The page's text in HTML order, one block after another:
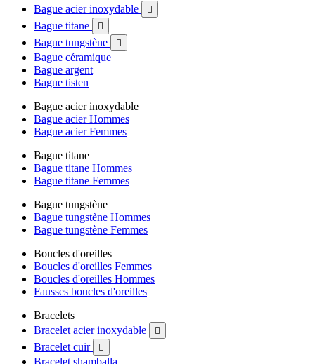
Bague acier inoxydable

Bague titane 
Bague tungstène 
Bague céramique
Bague argent
Bague tisten
Bague acier inoxydable
Bague acier Hommes
Bague acier Femmes
Bague titane
Bague titane Hommes
Bague titane Femmes
Bague tungstène
Bague tungstène Hommes
Bague tungstène Femmes
Boucles d'oreilles
Boucles d'oreilles Femmes
Boucles d'oreilles Hommes
Fausses boucles d'oreilles
Bracelets
Bracelet acier inoxydable

Bracelet cuir 
Bracelet shamballa